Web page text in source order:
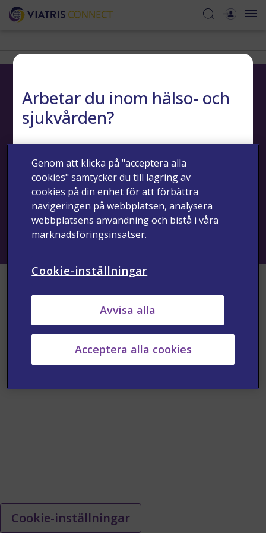
Integritetsmeddelande
Cookie meddelande
Copyright © 2024 - Viatris - Alla rättigheter reserverade.
Informationen på denna webbplats är endast avsedd för
sjukvårds- och hälsopersonal.
Senast uppdaterad: 2024-08-06 | SE-NON-2024-00056 AUG
Arbetar du inom hälso- och
sjukvården?
NEJ
JA
Cookie-inställningar
Genom att klicka på "acceptera alla
cookies" samtycker du till lagring av
cookies på din enhet för att förbättra
navigeringen på webbplatsen, analysera
webbplatsens användning och bistå i våra
marknadsföringsinsatser.
Cookie-inställningar
Avvisa alla
Acceptera alla cookies